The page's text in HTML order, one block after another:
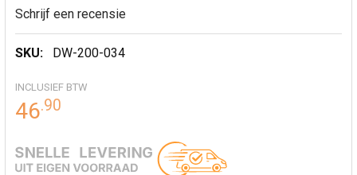
Schrijf een recensie
SKU: DW-200-034
INCLUSIEF BTW
46.90